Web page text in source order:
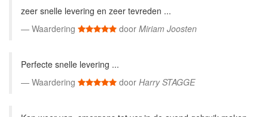
zeer snelle levering en zeer tevreden ...
Waardering
door Miriam Joosten
Perfecte snelle levering ...
Waardering
door Harry STAGGE